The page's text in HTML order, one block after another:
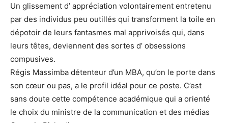
Un glissement d’ appréciation volontairement entretenu
par des individus peu outillés qui transforment la toile en
dépotoir de leurs fantasmes mal apprivoisés qui, dans
leurs têtes, deviennent des sortes d’ obsessions
compusives.
Régis Massimba détenteur d’un MBA, qu’on le porte dans
son cœur ou pas, a le profil idéal pour ce poste. C’est
sans doute cette compétence académique qui a orienté
le choix du ministre de la communication et des médias